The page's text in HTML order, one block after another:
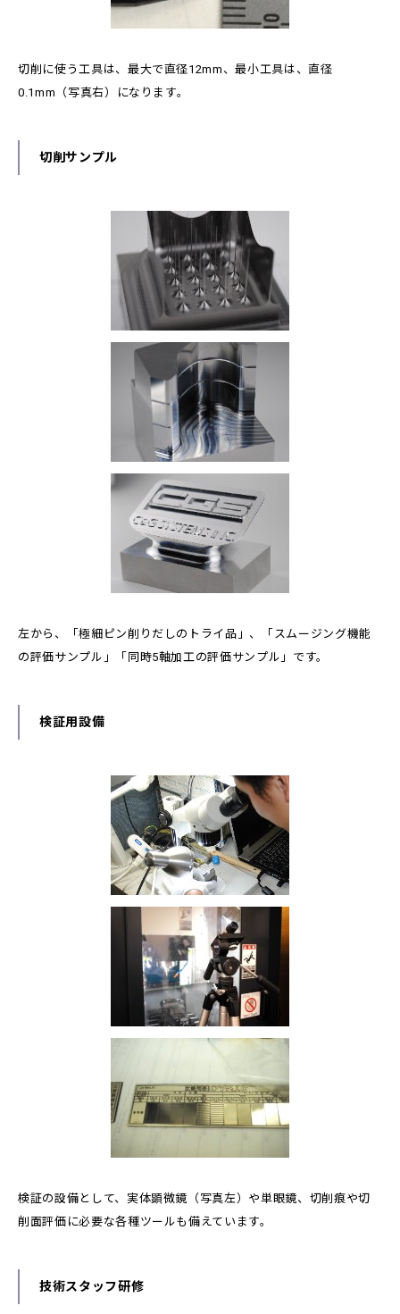
切削に使う工具は、最大で直径12mm、最小工具は、直径
0.1mm（写真右）になります。
切削サンプル
左から、「極細ピン削りだしのトライ品」、「スムージング機能
の評価サンプル」「同時5軸加工の評価サンプル」です。
検証用設備
検証の設備として、実体顕微鏡（写真左）や単眼鏡、切削痕や切
削面評価に必要な各種ツールも備えています。
技術スタッフ研修